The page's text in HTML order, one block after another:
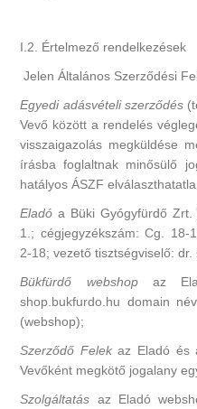
I.2. Értelmező rendelkezések
Jelen Általános Szerződési
Egyedi adásvételi szerződés
Vevő között a rendelés
visszaigazolás megküldése
írásba foglaltnak minősülő
hatályos ÁSZF
Eladóa Büki Gyógyfürdő
1.; cégjegyzékszám: Cg. 18-
2-18; vezető tisztségviselő:
Bükfürdő webshop az
shop.bukfurdo.hu domain
(webshop);
Szerződő Felekaz Eladó és
Vevőként megkötő jogalany
Szolgáltatás az Eladó